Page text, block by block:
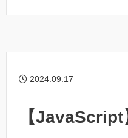
2024.09.17
【